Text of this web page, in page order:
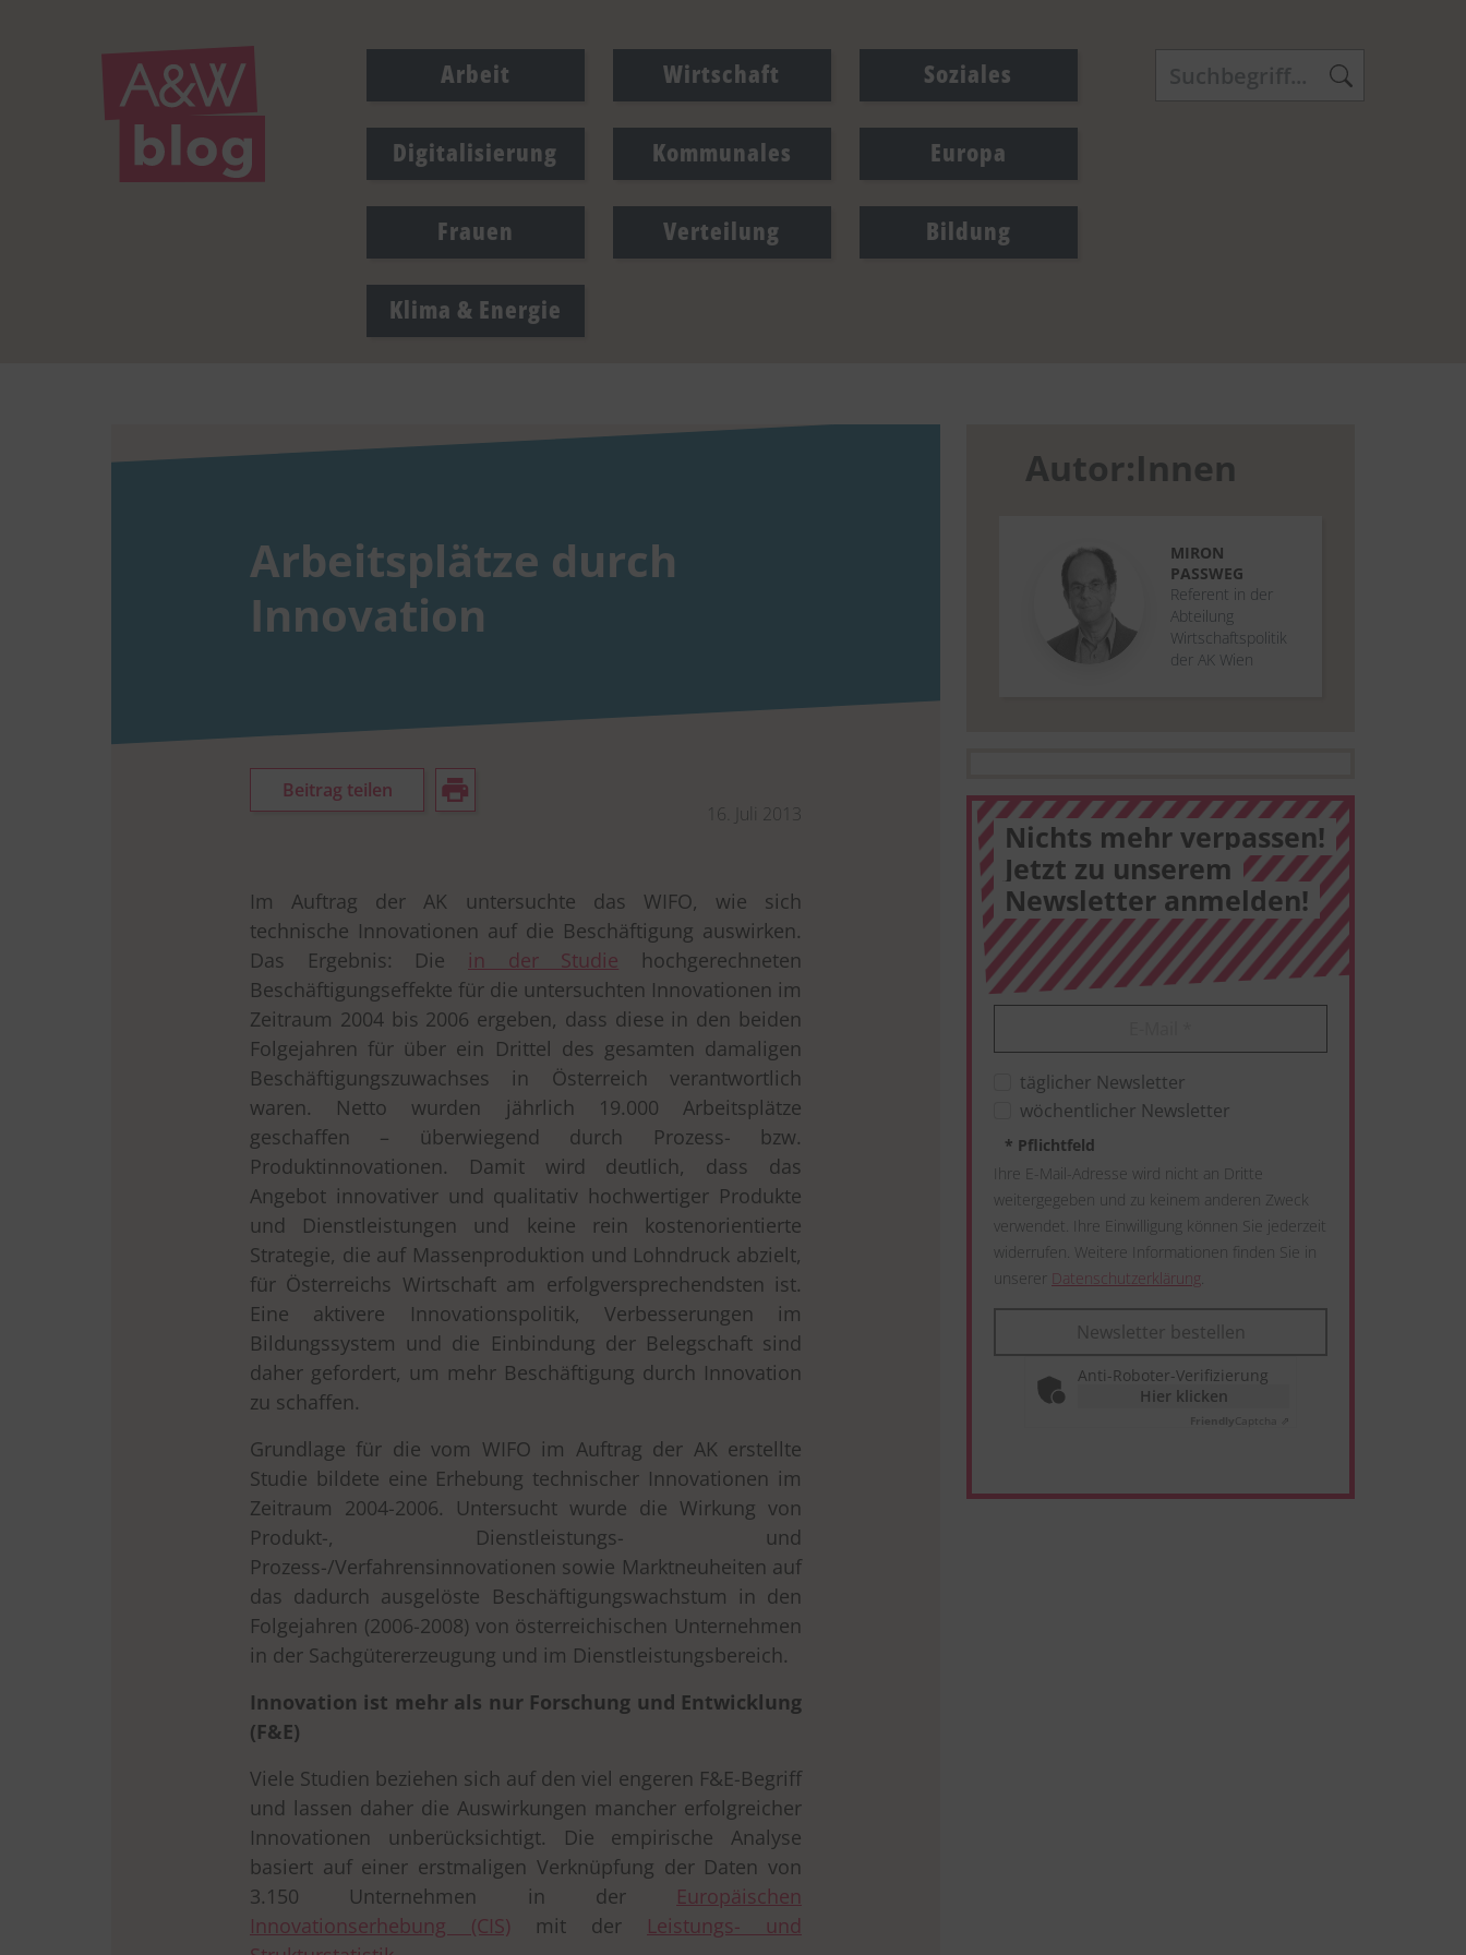
Arbeit Wirtschaft Soziales
Digitalisierung Kommunales Europa
Frauen Verteilung Bildung
Klima & Energie
Arbeitsplätze durch
Innovation
Beitrag teilen
16. Juli 2013
Im Auftrag der AK untersuchte das WIFO, wie sich
technische Innovationen auf die Beschäftigung auswirken.
Das Ergebnis: Die in der Studie hochgerechneten
Beschäftigungseffekte für die untersuchten Innovationen im
Zeitraum 2004 bis 2006 ergeben, dass diese in den beiden
Folgejahren für über ein Drittel des gesamten damaligen
Beschäftigungszuwachses in Österreich verantwortlich
waren. Netto wurden jährlich 19.000 Arbeitsplätze
geschaffen – überwiegend durch Prozess- bzw.
Produktinnovationen. Damit wird deutlich, dass das
Angebot innovativer und qualitativ hochwertiger Produkte
und Dienstleistungen und keine rein kostenorientierte
Strategie, die auf Massenproduktion und Lohndruck abzielt,
für Österreichs Wirtschaft am erfolgversprechendsten ist.
Eine aktivere Innovationspolitik, Verbesserungen im
Bildungssystem und die Einbindung der Belegschaft sind
daher gefordert, um mehr Beschäftigung durch Innovation
zu schaffen.
Grundlage für die vom WIFO im Auftrag der AK erstellte
Studie bildete eine Erhebung technischer Innovationen im
Zeitraum 2004-2006. Untersucht wurde die Wirkung von
Produkt-, Dienstleistungs- und
Prozess-/Verfahrensinnovationen sowie Marktneuheiten auf
das dadurch ausgelöste Beschäftigungswachstum in den
Folgejahren (2006-2008) von österreichischen Unternehmen
in der Sachgütererzeugung und im Dienstleistungsbereich.
Innovation ist mehr als nur Forschung und Entwicklung
(F&E)
Viele Studien beziehen sich auf den viel engeren F&E-Begriff
und lassen daher die Auswirkungen mancher erfolgreicher
Innovationen unberücksichtigt. Die empirische Analyse
basiert auf einer erstmaligen Verknüpfung der Daten von
3.150 Unternehmen in der Europäischen
Innovationserhebung (CIS) mit der Leistungs- und
drucken
Autor:Innen
MIRON
PASSWEG
Referent in der
Abteilung
Wirtschaftspolitik
der AK Wien
Nichts mehr verpassen!
Jetzt zu unserem
Newsletter anmelden!
täglicher Newsletter
wöchentlicher Newsletter
* Pflichtfeld
Ihre E-Mail-Adresse wird nicht an Dritte
weitergegeben und zu keinem anderen Zweck
verwendet. Ihre Einwilligung können Sie jederzeit
widerrufen. Weitere Informationen finden Sie in
unserer Datenschutzerklärung.
Newsletter bestellen
Anti-Roboter-Verifizierung
Hier klicken
Captcha ⇗